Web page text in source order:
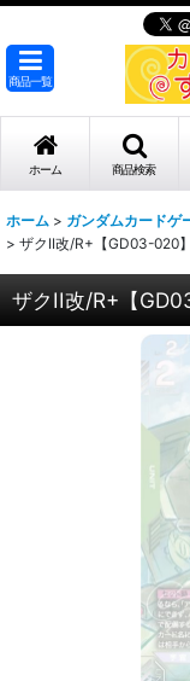
商品一覧
ホーム 商品検索
ホーム > ガンダムカードゲ
> ザクII改/R+【GD03-020】
ザクII改/R+【